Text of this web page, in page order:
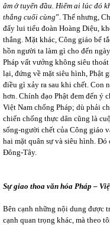
âm ở tuyến đầu. Hiếm ai lúc đó
thắng cuối cùng”. Thế nhưng,
đẩy lui tiểu đoàn Hoàng Diệu,
thắng. Mặt khác, Công giáo bế
hồn người ta làm gì cho đến
Pháp vất vưởng không siêu
lại, đứng về mặt siêu hình, Phật
điều gì xảy ra sau khi chết. Con
hơn. Chính đạo Phật đem đến ý
Việt Nam chống Pháp; dù phải
chiến chống thực dân cũng là
sống-người chết của Công giáo
hai mặt quân sự và siêu hình. Đó
Đông-Tây.
Sự giao thoa văn hóa Pháp –
Bên cạnh những nội dung được
cạnh quan trọng khác, mà theo